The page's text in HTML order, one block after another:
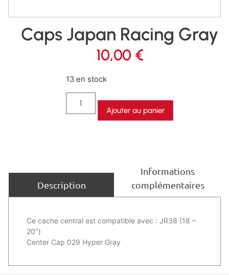
Caps Japan Racing Gray
10,00 €
13 en stock
Ajouter au panier
Description
Informations
complémentaires
Ce cache central est compatible avec : JR38 (18 –
20″)
Center Cap 029 Hyper Gray